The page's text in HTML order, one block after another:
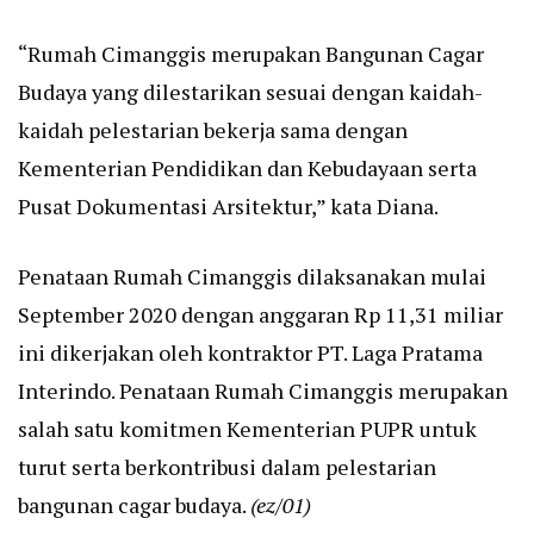
“Rumah Cimanggis merupakan Bangunan Cagar
Budaya yang dilestarikan sesuai dengan kaidah-
kaidah pelestarian bekerja sama dengan
Kementerian Pendidikan dan Kebudayaan serta
Pusat Dokumentasi Arsitektur,” kata Diana.
Penataan Rumah Cimanggis dilaksanakan mulai
September 2020 dengan anggaran Rp 11,31 miliar
ini dikerjakan oleh kontraktor PT. Laga Pratama
Interindo. Penataan Rumah Cimanggis merupakan
salah satu komitmen Kementerian PUPR untuk
turut serta berkontribusi dalam pelestarian
bangunan cagar budaya. (ez/01)